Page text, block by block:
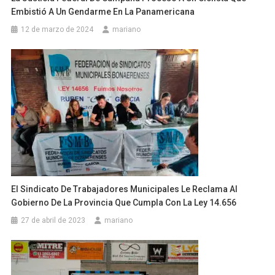
Embistió A Un Gendarme En La Panamericana
12 de marzo de 2024 mariano
El Sindicato De Trabajadores Municipales Le Reclama Al
Gobierno De La Provincia Que Cumpla Con La Ley 14.656
27 de abril de 2023 mariano